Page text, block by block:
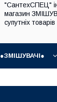
"СантехСПЕЦ"
магазин
супутніх товарів
●ЗМІШУВАЧІ●